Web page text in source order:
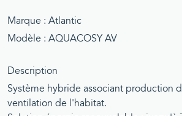
Marque : Atlantic
Modèle : AQUACOSY AV
Description
Système hybride associant production
ventilation de l'habitat.